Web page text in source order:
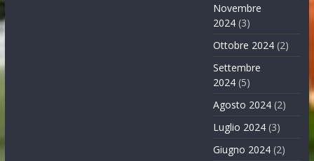
Novembre
2024 (3)
Ottobre 2024 (2)
Settembre
2024 (5)
Agosto 2024 (2)
Luglio 2024 (3)
Giugno 2024 (2)